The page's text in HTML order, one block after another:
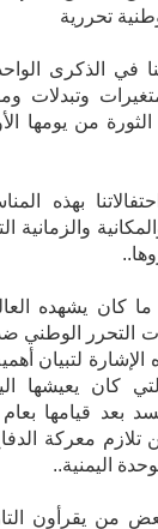
وتبدلات
من يومها
ما كان يشهده
التحرر الوطني
الإشارة لتبيان
التي كان يعيشها
اليمنية..
من يقرأون